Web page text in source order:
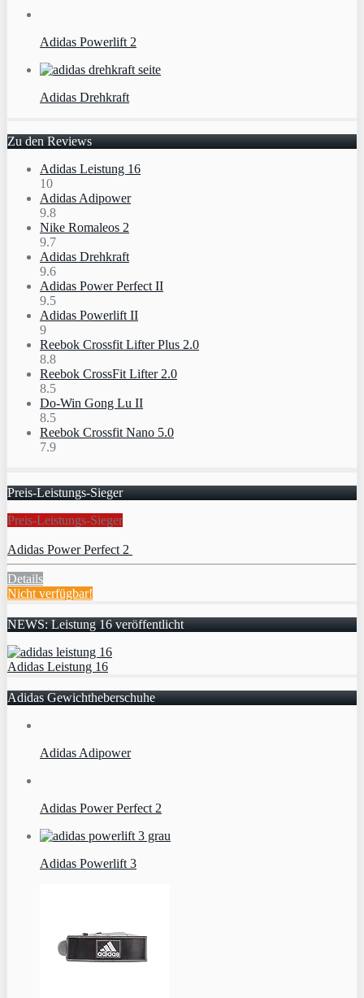
Adidas Powerlift 2
Adidas Drehkraft
Zu den Reviews
Adidas Leistung 16
10
Adidas Adipower
9.8
Nike Romaleos 2
9.7
Adidas Drehkraft
9.6
Adidas Power Perfect II
9.5
Adidas Powerlift II
9
Reebok Crossfit Lifter Plus 2.0
8.8
Reebok CrossFit Lifter 2.0
8.5
Do-Win Gong Lu II
8.5
Reebok Crossfit Nano 5.0
7.9
Preis-Leistungs-Sieger
Preis-Leistungs-Sieger
Adidas Power Perfect 2
Details
Nicht verfügbar!
NEWS: Leistung 16 veröffentlicht
Adidas Leistung 16
Adidas Gewichtheberschuhe
Adidas Adipower
Adidas Power Perfect 2
Adidas Powerlift 3